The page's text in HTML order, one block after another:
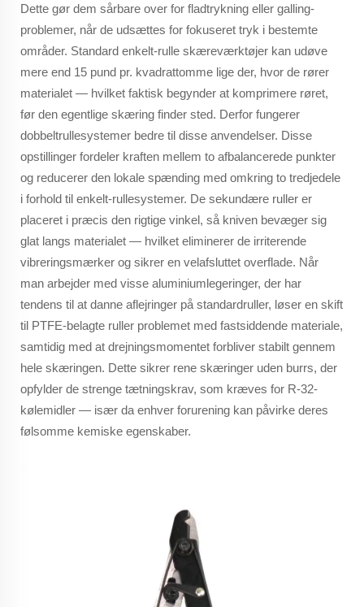
Dette gør dem sårbare over for fladtrykning eller galling-
problemer, når de udsættes for fokuseret tryk i bestemte
områder. Standard enkelt-rulle skæreværktøjer kan udøve
mere end 15 pund pr. kvadrattomme lige der, hvor de rører
materialet — hvilket faktisk begynder at komprimere røret,
før den egentlige skæring finder sted. Derfor fungerer
dobbeltrullesystemer bedre til disse anvendelser. Disse
opstillinger fordeler kraften mellem to afbalancerede punkter
og reducerer den lokale spænding med omkring to tredjedele
i forhold til enkelt-rullesystemer. De sekundære ruller er
placeret i præcis den rigtige vinkel, så kniven bevæger sig
glat langs materialet — hvilket eliminerer de irriterende
vibreringsmærker og sikrer en velafsluttet overflade. Når
man arbejder med visse aluminiumlegeringer, der har
tendens til at danne aflejringer på standardruller, løser en skift
til PTFE-belagte ruller problemet med fastsiddende materiale,
samtidig med at drejningsmomentet forbliver stabilt gennem
hele skæringen. Dette sikrer rene skæringer uden burrs, der
opfylder de strenge tætningskrav, som kræves for R-32-
kølemidler — især da enhver forurening kan påvirke deres
følsomme kemiske egenskaber.